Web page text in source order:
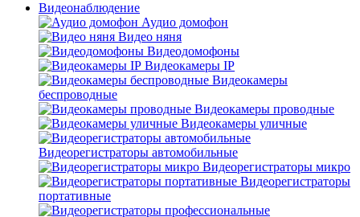
Видеонаблюдение
Аудио домофон
Видео няня
Видеодомофоны
Видеокамеры IP
Видеокамеры
беспроводные
Видеокамеры проводные
Видеокамеры уличные
Видеорегистраторы автомобильные
Видеорегистраторы микро
Видеорегистраторы
портативные